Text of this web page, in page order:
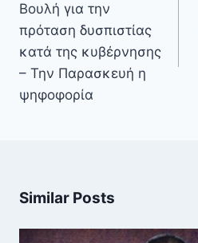
Βουλή για την
πρόταση δυσπιστίας
κατά της κυβέρνησης
– Την Παρασκευή η
ψηφοφορία
Similar Posts